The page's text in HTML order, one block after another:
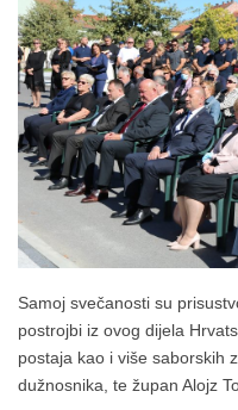
Samoj svečanosti su
postrojbi iz ovog dijela
postaja kao i više saborskih
dužnosnika, te župan Alojz